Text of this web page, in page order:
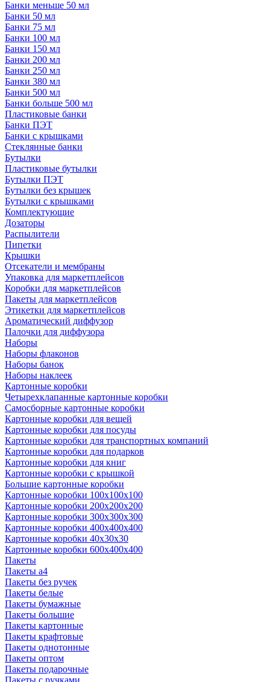
Банки меньше 50 мл
Банки 50 мл
Банки 75 мл
Банки 100 мл
Банки 150 мл
Банки 200 мл
Банки 250 мл
Банки 380 мл
Банки 500 мл
Банки больше 500 мл
Пластиковые банки
Банки ПЭТ
Банки с крышками
Стеклянные банки
Бутылки
Пластиковые бутылки
Бутылки ПЭТ
Бутылки без крышек
Бутылки с крышками
Комплектующие
Дозаторы
Распылители
Пипетки
Крышки
Отсекатели и мембраны
Упаковка для маркетплейсов
Коробки для маркетплейсов
Пакеты для маркетплейсов
Этикетки для маркетплейсов
Ароматический диффузор
Палочки для диффузора
Наборы
Наборы флаконов
Наборы банок
Наборы наклеек
Картонные коробки
Четырехклапанные картонные коробки
Самосборные картонные коробки
Картонные коробки для вещей
Картонные коробки для посуды
Картонные коробки для транспортных компаний
Картонные коробки для подарков
Картонные коробки для книг
Картонные коробки с крышкой
Большие картонные коробки
Картонные коробки 100x100x100
Картонные коробки 200x200x200
Картонные коробки 300x300x300
Картонные коробки 400x400x400
Картонные коробки 40x30x30
Картонные коробки 600x400x400
Пакеты
Пакеты а4
Пакеты без ручек
Пакеты белые
Пакеты бумажные
Пакеты большие
Пакеты картонные
Пакеты крафтовые
Пакеты однотонные
Пакеты оптом
Пакеты подарочные
Пакеты с ручками